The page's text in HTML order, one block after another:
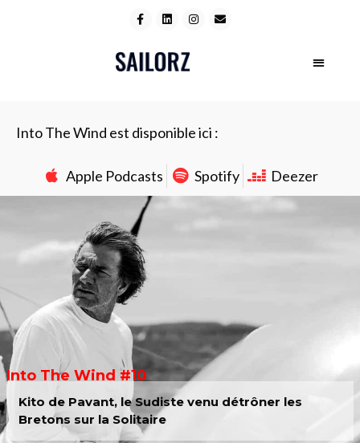
Into The Wind est disponible ici :
Apple Podcasts Spotify Deezer
Into The Wind #10
Kito de Pavant, le Sudiste venu détrôner les
Bretons sur la Solitaire